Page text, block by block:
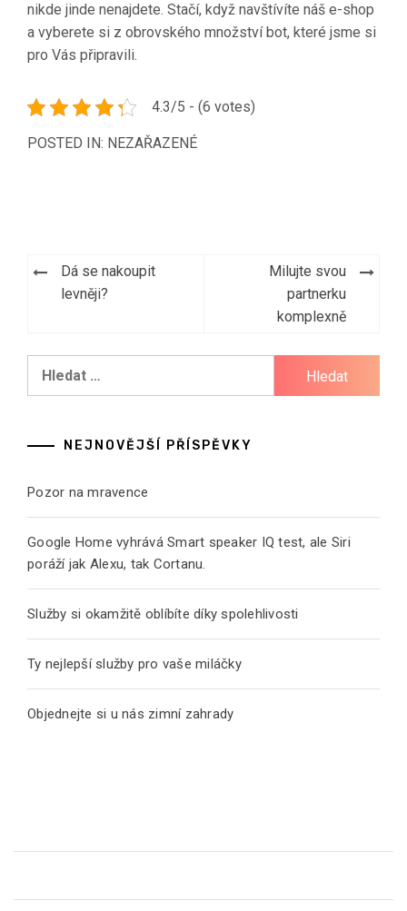
nikde jinde nenajdete. Stačí, když navštívíte náš e-shop
a vyberete si z obrovského množství bot, které jsme si
pro Vás připravili.
4.3/5 - (6 votes)
POSTED IN: NEZAŘAZENÉ
Navigace
pro
Dá se nakoupit
levněji?
Milujte svou
partnerku
komplexně
NEJNOVĚJŠÍ PŘÍSPĚVKY
Pozor na mravence
Google Home vyhrává Smart speaker IQ test, ale Siri
poráží jak Alexu, tak Cortanu.
Služby si okamžitě oblíbíte díky spolehlivosti
Ty nejlepší služby pro vaše miláčky
Objednejte si u nás zimní zahrady